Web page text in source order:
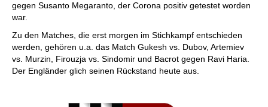
gegen Susanto Megaranto, der Corona positiv getestet worden
war.
Zu den Matches, die erst morgen im Stichkampf entschieden
werden, gehören u.a. das Match Gukesh vs. Dubov, Artemiev
vs. Murzin, Firouzja vs. Sindomir und Bacrot gegen Ravi Haria.
Der Engländer glich seinen Rückstand heute aus.